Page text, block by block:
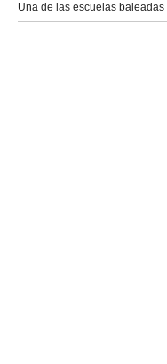
Una de las escuelas